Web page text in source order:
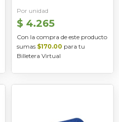
Por unidad
$ 4.265
Con la compra de este producto
sumas $170.00 para tu
Billetera Virtual